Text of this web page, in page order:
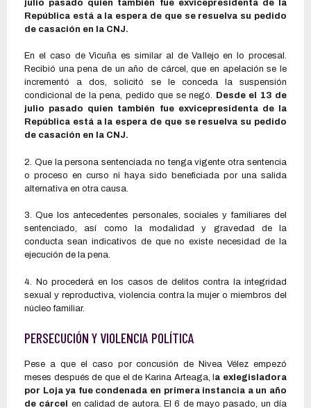
julio pasado quien también fue exvicepresidenta de la
República está a la espera de que se resuelva su pedido
de casación en la CNJ.
En el caso de Vicuña es similar al de Vallejo en lo procesal.
Recibió una pena de un año de cárcel, que en apelación se le
incrementó a dos, solicitó se le conceda la suspensión
condicional de la pena, pedido que se negó. Desde el 13 de
julio pasado quien también fue exvicepresidenta de la
República está a la espera de que se resuelva su pedido
de casación en la CNJ.
2. Que la persona sentenciada no tenga vigente otra sentencia
o proceso en curso ni haya sido beneficiada por una salida
alternativa en otra causa.
3. Que los antecedentes personales, sociales y familiares del
sentenciado, así como la modalidad y gravedad de la
conducta sean indicativos de que no existe necesidad de la
ejecución de la pena.
4. No procederá en los casos de delitos contra la integridad
sexual y reproductiva, violencia contra la mujer o miembros del
núcleo familiar.
PERSECUCIÓN Y VIOLENCIA POLÍTICA
Pese a que el caso por concusión de Nivea Vélez empezó
meses después de que el de Karina Arteaga, l a exlegisladora
por Loja ya fue condenada en primera instancia a un año
de cárcel en calidad de autora. El 6 de mayo pasado, un día